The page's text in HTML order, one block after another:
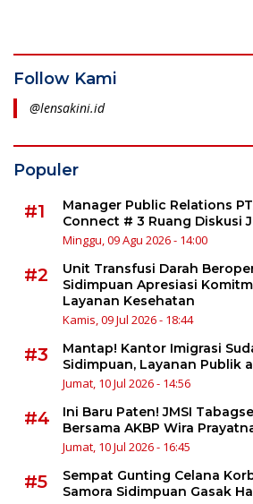
Follow Kami
@lensakini.id
Populer
#1
Manager Public Relations
Connect # 3 Ruang Diskusi
Minggu, 09 Agu 2026 - 14:00
#2
Unit Transfusi Darah
Sidimpuan Apresiasi
Layanan Kesehatan
Kamis, 09 Jul 2026 - 18:44
#3
Mantap! Kantor Imigrasi
Sidimpuan, Layanan Publik
Jumat, 10 Jul 2026 - 14:56
#4
Ini Baru Paten! JMSI
Bersama AKBP Wira
Jumat, 10 Jul 2026 - 16:45
#5
Sempat Gunting Celana
Samora Sidimpuan Gasak